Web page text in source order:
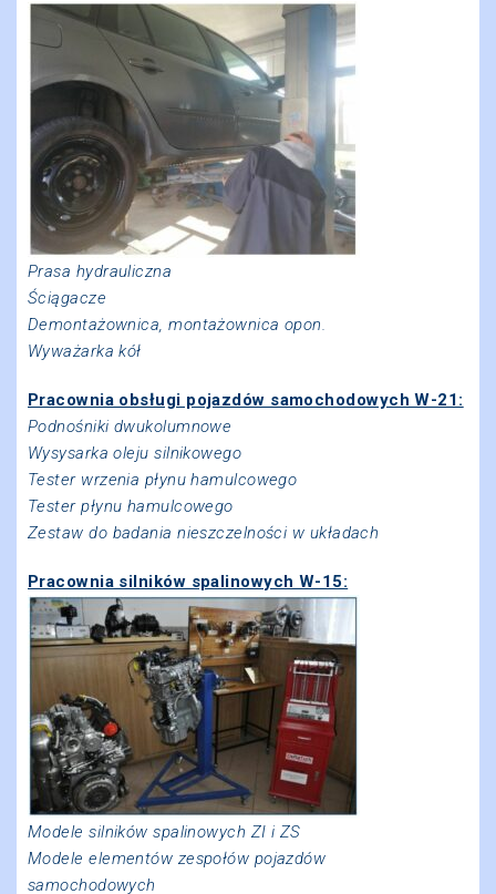
Prasa hydrauliczna
Ściągacze
Demontażownica, montażownica opon.
Wyważarka kół
Pracownia obsługi pojazdów samochodowych W-21:
Podnośniki dwukolumnowe
Wysysarka oleju silnikowego
Tester wrzenia płynu hamulcowego
Tester płynu hamulcowego
Zestaw do badania nieszczelności w układach
Pracownia silników spalinowych W-15:
Modele silników spalinowych ZI i ZS
Modele elementów zespołów pojazdów
samochodowych